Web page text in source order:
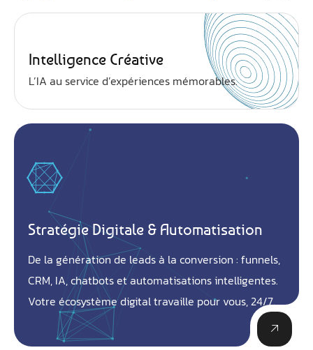
Intelligence Créative
L’IA au service d’expériences mémorables.
Stratégie Digitale & Automatisation
De la génération de leads à la conversion : funnels,
CRM, IA, chatbots et automatisations intelligentes.
Votre écosystème digital travaille pour vous, 24/7.